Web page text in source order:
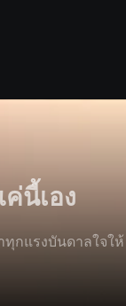
นี้เอง
กแรงบันดาลใจให้